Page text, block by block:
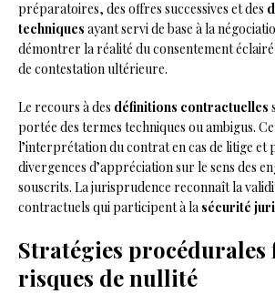
préparatoires, des offres successives et des
techniques ayant servi de base à la
démontrer la réalité du consentement éclairé
de contestation ultérieure.
Le recours à des définitions contractuelles
portée des termes techniques ou ambigus.
l’interprétation du contrat en cas de litige et
divergences d’appréciation sur le sens des
souscrits. La jurisprudence reconnaît la
contractuels qui participent à la sécurité
Stratégies procédurales
risques de nullité